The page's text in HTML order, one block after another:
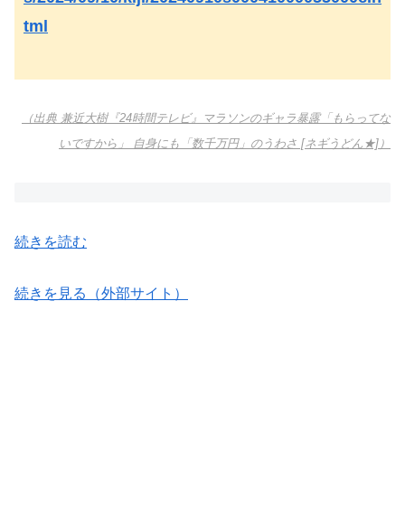
tml
（出典 兼近大樹『24時間テレビ』マラソンのギャラ暴露「もらってな
いですから」 自身にも「数千万円」のうわさ [ネギうどん★]）
続きを読む
続きを見る（外部サイト）